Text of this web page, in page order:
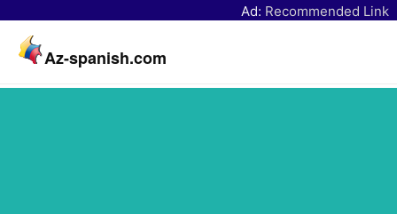
Ad: Recommended Link
Az-spanish.com